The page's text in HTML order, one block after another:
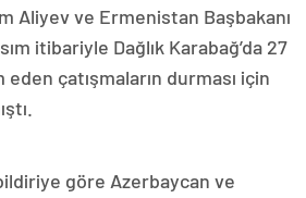
Aliyev ve Ermenistan Başbakanı
itibariyle Dağlık Karabağ’da 27
eden çatışmaların durması için
göre Azerbaycan ve